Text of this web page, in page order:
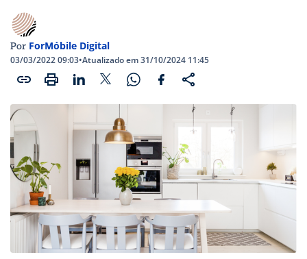
Por ForMóbile Digital
03/03/2022 09:03•Atualizado em 31/10/2024 11:45